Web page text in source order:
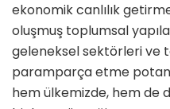
ekonomik canlılık
oluşmuş toplumsal
geleneksel sektörleri ve
paramparça etme
hem ülkemizde, hem de